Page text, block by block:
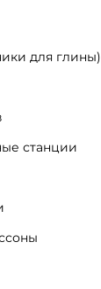
для глины)
станции